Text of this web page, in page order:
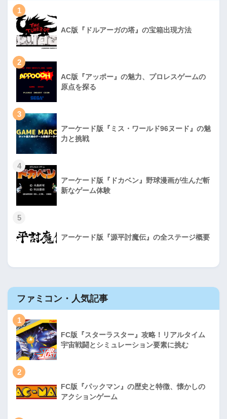
1
AC版『ドルアーガの塔』の宝箱出現方法
2
AC版『アッポー』の魅力、プロレスゲームの
原点を探る
3
アーケード版『ミス・ワールド96ヌード』の魅
力と挑戦
4
アーケード版『ドカベン』野球漫画が生んだ斬
新なゲーム体験
5
アーケード版『源平討魔伝』の全ステージ概要
ファミコン・人気記事
1
FC版『スターラスター』攻略！リアルタイム
宇宙戦闘とシミュレーション要素に挑む
2
FC版『パックマン』の歴史と特徴、懐かしの
アクションゲーム